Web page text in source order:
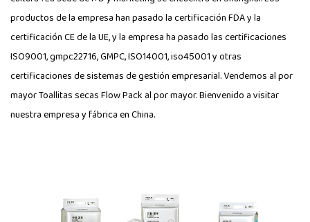
productos de la empresa han pasado la certificación FDA y la
certificación CE de la UE, y la empresa ha pasado las certificaciones
ISO9001, gmpc22716, GMPC, ISO14001, iso45001 y otras
certificaciones de sistemas de gestión empresarial. Vendemos al por
mayor Toallitas secas Flow Pack al por mayor. Bienvenido a visitar
nuestra empresa y fábrica en China.